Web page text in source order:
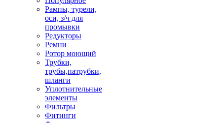
Рампы, турели,
оси, з/ч для
промывки
Редукторы
Ремни
Ротор моющий
Трубки,
трубы,патрубки,
шланги
Уплотнительные
элементы
Фильтры
Фитинги